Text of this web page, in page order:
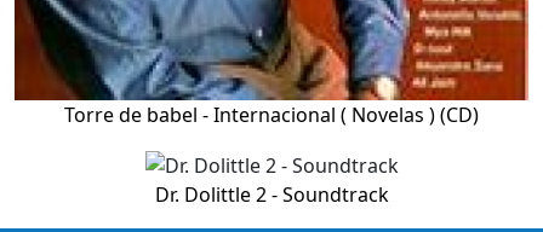
Torre de babel - Internacional ( Novelas ) (CD)
Dr. Dolittle 2 - Soundtrack